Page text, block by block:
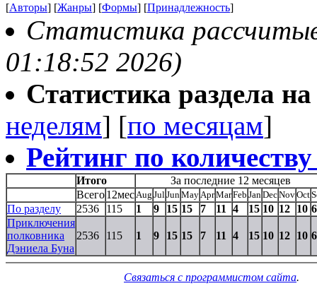
[Авторы] [Жанры] [Формы] [Принадлежность]
Статистика
01:18:52 2026)
Статистика раздела
неделям] [по месяцам]
Рейтинг по
Итого
За последние 12 месяцев
Всего12мес Aug Jul Jun May AprMarFeb Jan DecNovOct
По разделу 2536 115 1 9 15 15 7 11 4 15 10 12 10 6
Приключения
полковника
Дэниела Буна
2536 115 1 9 15 15 7 11 4 15 10 12 10 6
Связаться с программистом сайта.